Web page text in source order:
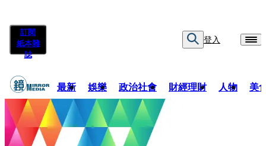
訂閱
紙本雜
誌
登入
最新 娛樂 政治社會 財經理財 人物 美